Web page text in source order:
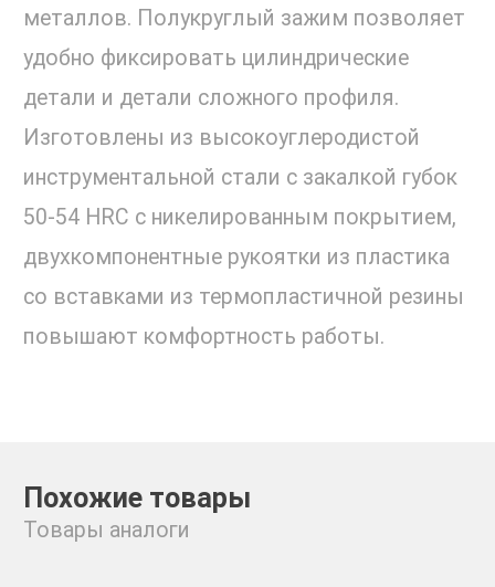
металлов. Полукруглый зажим позволяет
удобно фиксировать цилиндрические
детали и детали сложного профиля.
Изготовлены из высокоуглеродистой
инструментальной стали с закалкой губок
50-54 HRC с никелированным покрытием,
двухкомпонентные рукоятки из пластика
со вставками из термопластичной резины
повышают комфортность работы.
Похожие товары
Товары аналоги